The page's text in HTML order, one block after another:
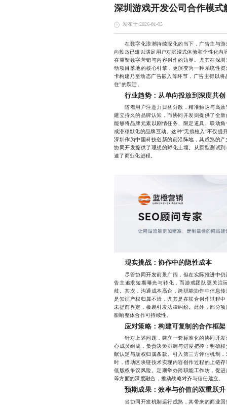
深圳游戏开发公司合作模式
发布于 2026-01-05
在数字化浪潮持续深化的当下，广告主与游
向投放已难以满足用户对沉浸式体验和个性化内
在重塑数字营销与内容创作的边界。尤其在深
动项目落地的核心引擎，更演变为一种系统性
卡构建乃至动态广告嵌入等环节，广告主得以
住”的跃迁。
行业趋势：从单向投放到深度共创
随着用户注意力日益分散，精准触达与高效
建立持久的品牌认知，而协同开发则提供了全
能够将品牌元素以剧情任务、限定道具、联动
成潜移默化的品牌互动。这种“无痕植入”不仅
深圳作为中国科技创新的前沿阵地，其成熟的
协同开发提供了理想的孵化土壤。从原型测试
速了商业化进程。
现实挑战：协作中的隐性成本
尽管协同开发前景广阔，但在实际推进中
告主追求短期曝光与转化，而游戏团队更关注
歧。其次，沟通成本高企，跨职能协作中信息
是知识产权归属不清，尤其是在联合创作过程
未提前界定，极易引发法律纠纷。此外，部分
影响整体合作可持续性。
应对策略：构建可复制的合作框架
针对上述问题，建立一套标准化的协同开发
心成员组成，负责决策协调与进度把控；明确
献认定与版权归属条款。引入第三方评估机制
时，借助区块链技术实现内容创作过程的上链
低版权争议风险。定期举办跨职能工作坊，促
等方面的深度融合，推动战略对齐与信任建立。
预期成果：效率与价值的双重跃升
当协同开发机制运行成熟，其带来的商业回